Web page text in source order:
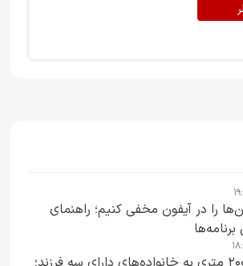
را در آیفون مخفی کنیم؛ راهنمای